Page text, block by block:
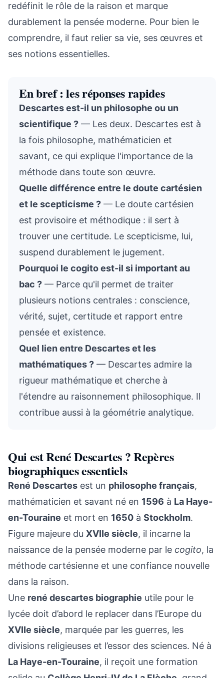
redéfinit le rôle de la raison et marque
durablement la pensée moderne. Pour bien le
comprendre, il faut relier sa vie, ses œuvres et
ses notions essentielles.
En bref : les réponses rapides
Descartes est-il un philosophe ou un
scientifique ? — Les deux. Descartes est à
la fois philosophe, mathématicien et
savant, ce qui explique l'importance de la
méthode dans toute son œuvre.
Quelle différence entre le doute cartésien
et le scepticisme ? — Le doute cartésien
est provisoire et méthodique : il sert à
trouver une certitude. Le scepticisme, lui,
suspend durablement le jugement.
Pourquoi le cogito est-il si important au
bac ? — Parce qu'il permet de traiter
plusieurs notions centrales : conscience,
vérité, sujet, certitude et rapport entre
pensée et existence.
Quel lien entre Descartes et les
mathématiques ? — Descartes admire la
rigueur mathématique et cherche à
l'étendre au raisonnement philosophique. Il
contribue aussi à la géométrie analytique.
Qui est René Descartes ? Repères
biographiques essentiels
René Descartes est un philosophe français,
mathématicien et savant né en 1596 à La Haye-
en-Touraine et mort en 1650 à Stockholm.
Figure majeure du XVIIe siècle, il incarne la
naissance de la pensée moderne par le cogito, la
méthode cartésienne et une confiance nouvelle
dans la raison.
Une rené descartes biographie utile pour le
lycée doit d’abord le replacer dans l’Europe du
XVIIe siècle, marquée par les guerres, les
divisions religieuses et l’essor des sciences. Né à
La Haye-en-Touraine, il reçoit une formation